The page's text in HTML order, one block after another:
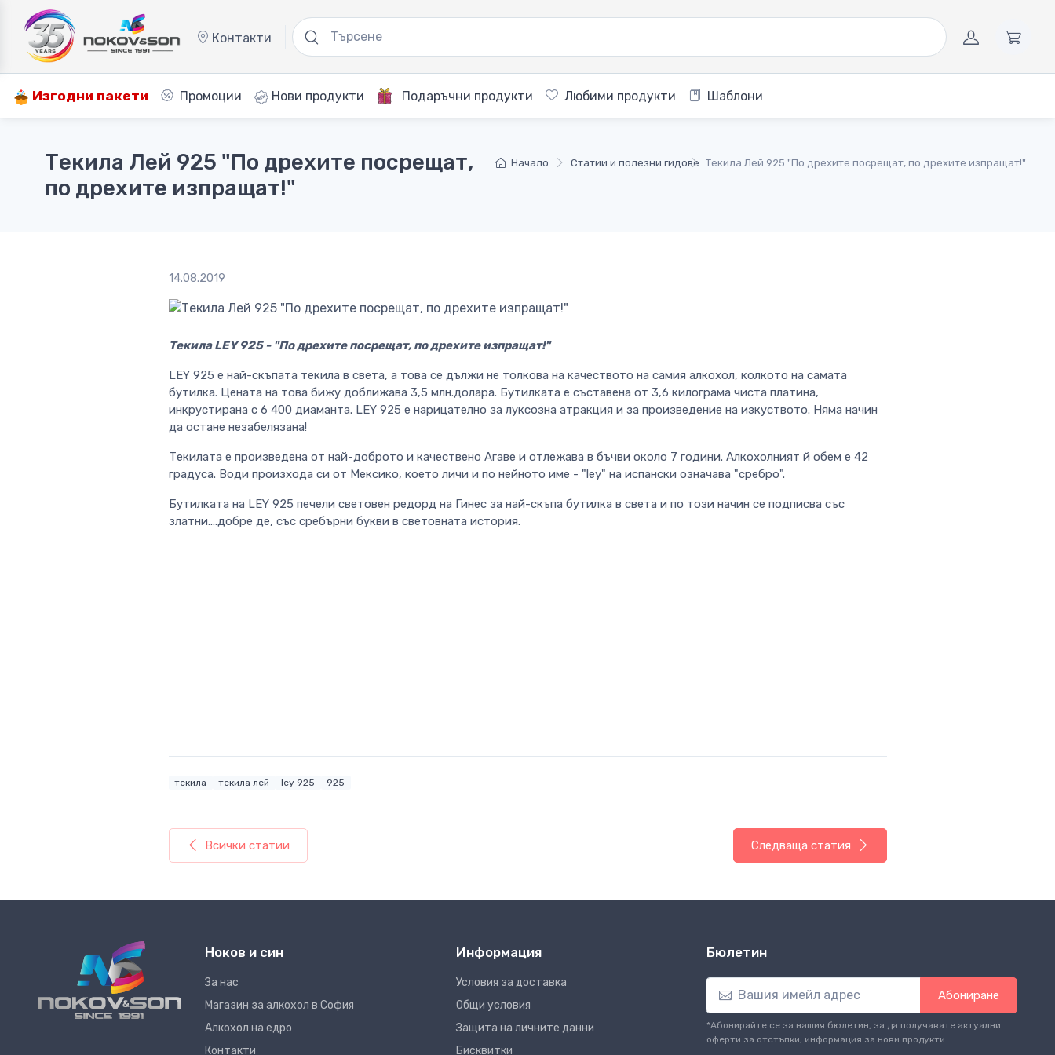
Контакти
Изгодни пакети Промоции Нови продукти Подаръчни продукти Любими продукти Шаблони
Начало Статии и полезни гидове Текила Лей 925 "По дрехите посрещат, по дрехите изпращат!"
Текила Лей 925 "По дрехите посрещат,
по дрехите изпращат!"
14.08.2019
Текила LEY 925 - "По дрехите посрещат, по дрехите изпращат!"
LEY 925 е най-скъпата текила в света, а това се дължи не толкова на качеството на самия алкохол, колкото на самата
бутилка. Цената на това бижу доближава 3,5 млн.долара. Бутилката е съставена от 3,6 килограма чиста платина,
инкрустирана с 6 400 диаманта. LEY 925 е нарицателно за луксозна атракция и за произведение на изкуството. Няма начин
да остане незабелязана!
Текилата е произведена от най-доброто и качествено Агаве и отлежава в бъчви около 7 години. Алкохолният й обем е 42
градуса. Води произхода си от Мексико, което личи и по нейното име - "ley" на испански означава "сребро".
Бутилката на LEY 925 печели световен редорд на Гинес за най-скъпа бутилка в света и по този начин се подписва със
златни....добре де, със сребърни букви в световната история.
текила текила лей ley 925 925
Всички статии Следваща статия
Ноков и син
За нас
Магазин за алкохол в София
Алкохол на едро
Контакти
Информация
Условия за доставка
Общи условия
Защита на личните данни
Бисквитки
Бюлетин
Абониране
*Абонирайте се за нашия бюлетин, за да получавате актуални
оферти за отстъпки, информация за нови продукти.